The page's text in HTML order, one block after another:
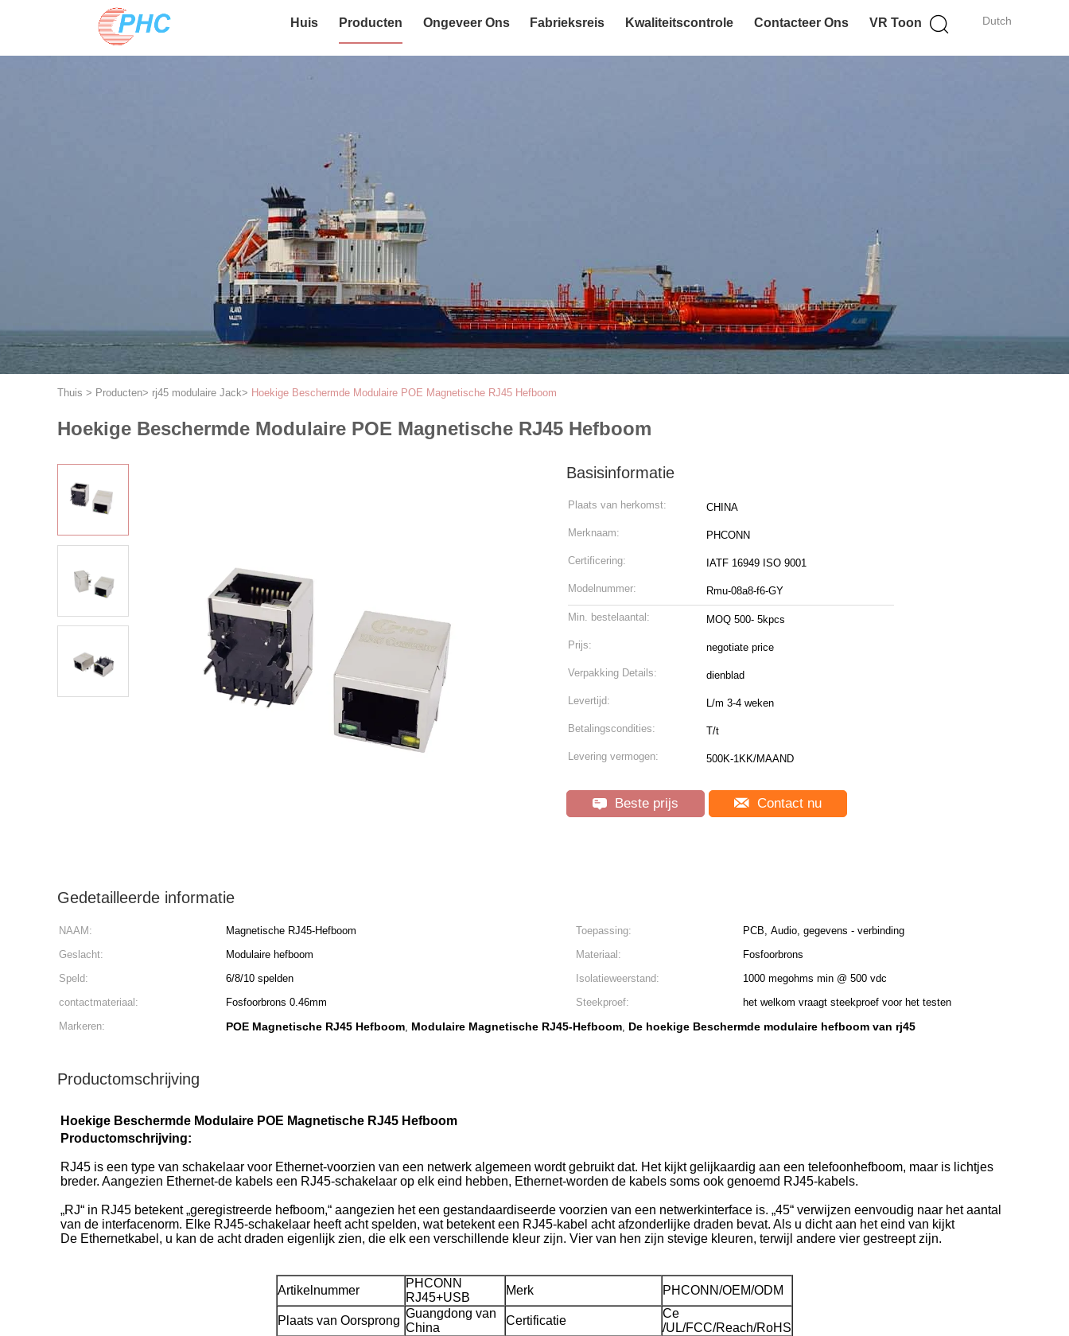
Dutch
Huis Producten Ongeveer Ons Fabrieksreis Kwaliteitscontrole Contacteer Ons VR Toon
Thuis > Producten> rj45 modulaire Jack> Hoekige Beschermde Modulaire POE Magnetische RJ45 Hefboom
Hoekige Beschermde Modulaire POE Magnetische RJ45 Hefboom
Basisinformatie
Plaats van herkomst: CHINA
Merknaam: PHCONN
Certificering: IATF 16949 ISO 9001
Modelnummer: Rmu-08a8-f6-GY
Min. bestelaantal: MOQ 500- 5kpcs
Prijs: negotiate price
Verpakking Details: dienblad
Levertijd: L/m 3-4 weken
Betalingscondities: T/t
Levering vermogen: 500K-1KK/MAAND
Beste prijs Contact nu
Gedetailleerde informatie
NAAM: Magnetische RJ45-Hefboom Toepassing:
PCB, Audio, gegevens - verbinding
Geslacht:
Modulaire hefboom Materiaal:
Fosfoorbrons
Speld:
6/8/10 spelden Isolatieweerstand:
1000 megohms min @ 500 vdc
contactmateriaal:
Fosfoorbrons 0.46mm Steekproef:
het welkom vraagt steekproef voor het testen
Markeren:
POE Magnetische RJ45 Hefboom, Modulaire Magnetische RJ45-Hefboom, De hoekige Beschermde modulaire hefboom van rj45
Productomschrijving
Hoekige Beschermde Modulaire POE Magnetische RJ45 Hefboom
Productomschrijving:
RJ45 is een type van schakelaar voor Ethernet-voorzien van een netwerk algemeen wordt gebruikt dat. Het kijkt gelijkaardig aan een telefoonhefboom, maar is lichtjes
breder. Aangezien Ethernet-de kabels een RJ45-schakelaar op elk eind hebben, Ethernet-worden de kabels soms ook genoemd RJ45-kabels.
„RJ“ in RJ45 betekent „geregistreerde hefboom,“ aangezien het een gestandaardiseerde voorzien van een netwerkinterface is. „45“ verwijzen eenvoudig naar het aantal
van de interfacenorm. Elke RJ45-schakelaar heeft acht spelden, wat betekent een RJ45-kabel acht afzonderlijke draden bevat. Als u dicht aan het eind van kijkt
De Ethernetkabel, u kan de acht draden eigenlijk zien, die elk een verschillende kleur zijn. Vier van hen zijn stevige kleuren, terwijl andere vier gestreept zijn.
Artikelnummer
PHCONN
RJ45+USB
Merk PHCONN/OEM/ODM
Plaats van Oorsprong
Guangdong van
China
Certificatie
Ce
/UL/FCC/Reach/RoHS